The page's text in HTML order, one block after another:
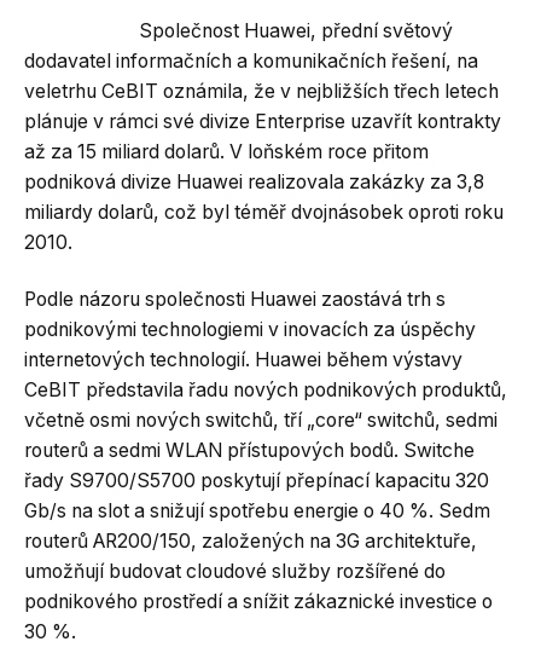
Společnost Huawei, přední světový
dodavatel informačních a komunikačních řešení, na
veletrhu CeBIT oznámila, že v nejbližších třech letech
plánuje v rámci své divize Enterprise uzavřít kontrakty
až za 15 miliard dolarů. V loňském roce přitom
podniková divize Huawei realizovala zakázky za 3,8
miliardy dolarů, což byl téměř dvojnásobek oproti roku
2010.
Podle názoru společnosti Huawei zaostává trh s
podnikovými technologiemi v inovacích za úspěchy
internetových technologií. Huawei během výstavy
CeBIT představila řadu nových podnikových produktů,
včetně osmi nových switchů, tří „core“ switchů, sedmi
routerů a sedmi WLAN přístupových bodů. Switche
řady S9700/S5700 poskytují přepínací kapacitu 320
Gb/s na slot a snižují spotřebu energie o 40 %. Sedm
routerů AR200/150, založených na 3G architektuře,
umožňují budovat cloudové služby rozšířené do
podnikového prostředí a snížit zákaznické investice o
30 %.